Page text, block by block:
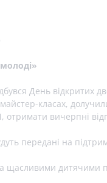
День відкритих
класах,
вичерпні
передані на
щасливими дитячими